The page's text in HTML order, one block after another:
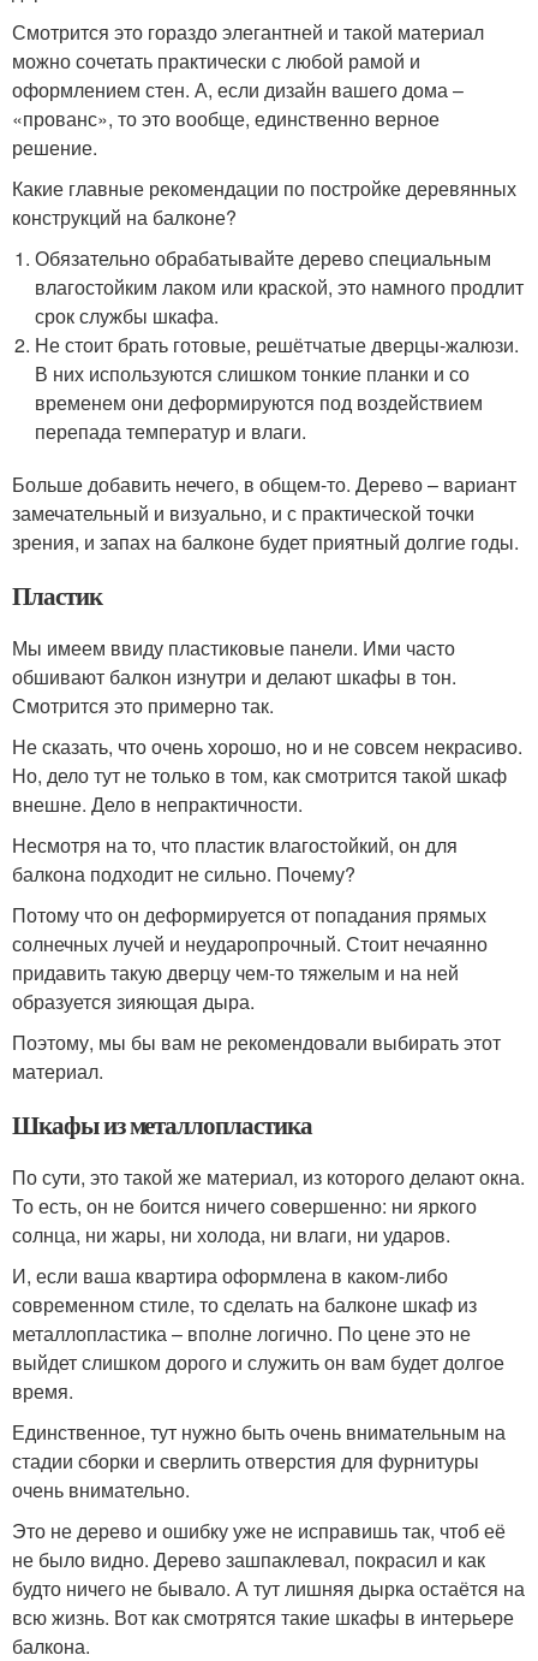
Смотрится это гораздо элегантней и такой материал
можно сочетать практически с любой рамой и
оформлением стен. А, если дизайн вашего дома –
«прованс», то это вообще, единственно верное
решение.
Какие главные рекомендации по постройке деревянных
конструкций на балконе?
Обязательно обрабатывайте дерево специальным
влагостойким лаком или краской, это намного продлит
срок службы шкафа.
Не стоит брать готовые, решётчатые дверцы-жалюзи.
В них используются слишком тонкие планки и со
временем они деформируются под воздействием
перепада температур и влаги.
Больше добавить нечего, в общем-то. Дерево – вариант
замечательный и визуально, и с практической точки
зрения, и запах на балконе будет приятный долгие годы.
Пластик
Мы имеем ввиду пластиковые панели. Ими часто
обшивают балкон изнутри и делают шкафы в тон.
Смотрится это примерно так.
Не сказать, что очень хорошо, но и не совсем некрасиво.
Но, дело тут не только в том, как смотрится такой шкаф
внешне. Дело в непрактичности.
Несмотря на то, что пластик влагостойкий, он для
балкона подходит не сильно. Почему?
Потому что он деформируется от попадания прямых
солнечных лучей и неударопрочный. Стоит нечаянно
придавить такую дверцу чем-то тяжелым и на ней
образуется зияющая дыра.
Поэтому, мы бы вам не рекомендовали выбирать этот
материал.
Шкафы из металлопластика
По сути, это такой же материал, из которого делают окна.
То есть, он не боится ничего совершенно: ни яркого
солнца, ни жары, ни холода, ни влаги, ни ударов.
И, если ваша квартира оформлена в каком-либо
современном стиле, то сделать на балконе шкаф из
металлопластика – вполне логично. По цене это не
выйдет слишком дорого и служить он вам будет долгое
время.
Единственное, тут нужно быть очень внимательным на
стадии сборки и сверлить отверстия для фурнитуры
очень внимательно.
Это не дерево и ошибку уже не исправишь так, чтоб её
не было видно. Дерево зашпаклевал, покрасил и как
будто ничего не бывало. А тут лишняя дырка остаётся на
всю жизнь. Вот как смотрятся такие шкафы в интерьере
балкона.